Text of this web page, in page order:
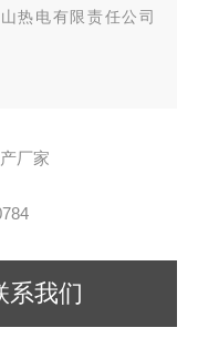
热电有限责任公司
厂家
系我们